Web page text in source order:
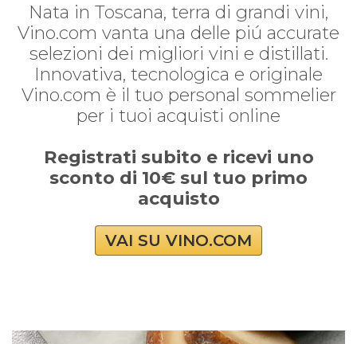
Nata in Toscana, terra di grandi vini,
Vino.com vanta una delle piú accurate
selezioni dei migliori vini e distillati.
Innovativa, tecnologica e originale
Vino.com è il tuo personal sommelier
per i tuoi acquisti online
Registrati subito e ricevi uno
sconto di 10€ sul tuo primo
acquisto
VAI SU VINO.COM